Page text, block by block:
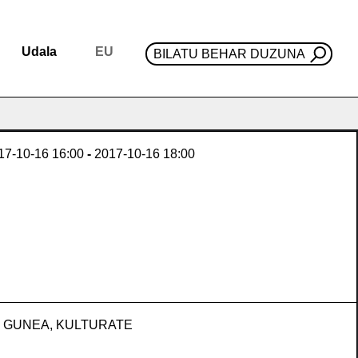
Udala EU BILATU BEHAR DUZUNA
10-16 16:00 - 2017-10-16 18:00
GUNEA, KULTURATE